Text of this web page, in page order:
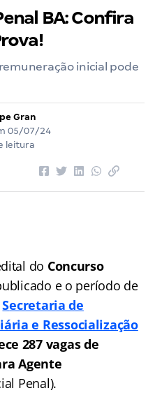
BA: Confira
inicial pode
Gran
05/07/24
leitura
do Concurso
e o período de
Secretaria de
e Ressocialização
287 vagas de
Agente
Penal).